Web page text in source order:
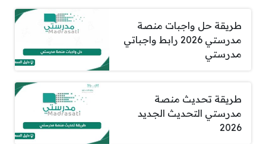
طريقة حل واجبات منصة
مدرستي 2026 رابط واجباتي
مدرستي
طريقة تحديث منصة
مدرستي التحديث الجديد
2026